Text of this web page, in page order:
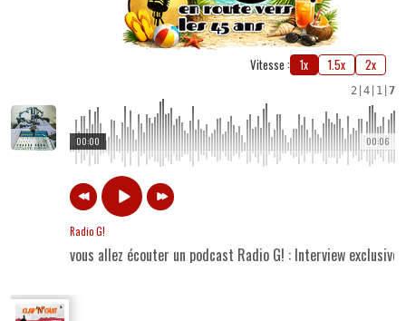
Vitesse : 1x 1.5x 2x
2 4 1 7
00:06
00:00
Radio G!
vous allez écouter un podcast Radio G! : Interview